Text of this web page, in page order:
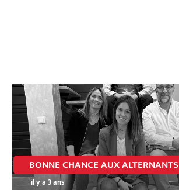
BONNE CHANCE AUX ALTERNANTS
il y a 3 ans